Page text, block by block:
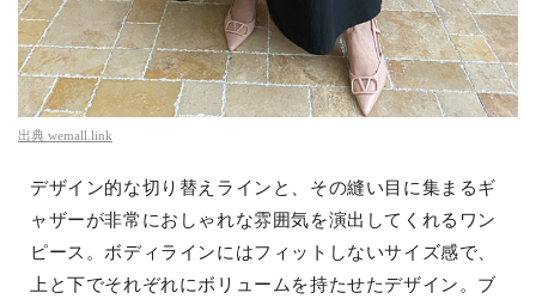
出典 wemall.link
デザイン的な切り替えラインと、その縫い目に集まるギ
ャザーが非常におしゃれな雰囲気を演出してくれるワン
ピース。ボディラインにはフィットしないサイズ感で、
上と下でそれぞれにボリュームを持たせたデザイン。ブ